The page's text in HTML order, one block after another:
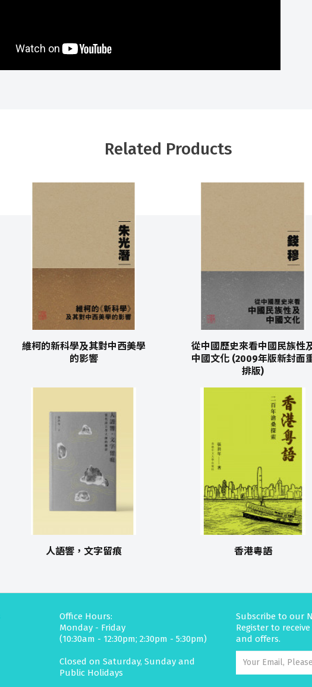
Related Products
維柯的新科學及其對中西美學
的影響
從中國歷史來看中國民族性
中國文化 (2009年版新封面
排版)
人語響，文字留痕 香港粵語
Office Hours:
Monday - Friday
(10:30am - 12:30pm; 2:30pm - 5:30pm)
Closed on Saturday, Sunday and
Public Holidays
Subscribe to our
Register to
and offers.